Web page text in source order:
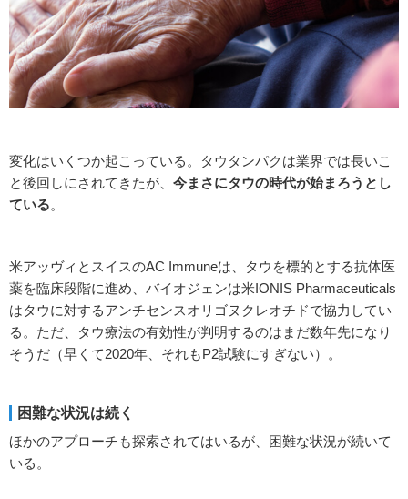
変化はいくつか起こっている。タウタンパクは業界では長いこ
と後回しにされてきたが、 今まさにタウの時代が始まろうとし
ている。
米アッヴィとスイスのAC Immuneは、タウを標的とする抗体医
薬を臨床段階に進め、バイオジェンは米IONIS Pharmaceuticals
はタウに対するアンチセンスオリゴヌクレオチドで協力してい
る。ただ、タウ療法の有効性が判明するのはまだ数年先になり
そうだ（早くて2020年、それもP2試験にすぎない）。
困難な状況は続く
ほかのアプローチも探索されてはいるが、困難な状況が続いて
いる。